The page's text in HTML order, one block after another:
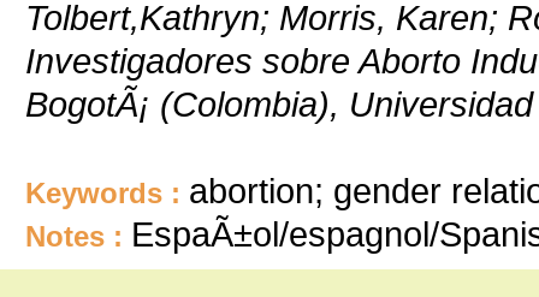
Tolbert,Kathryn; Morris, Karen;
Investigadores sobre Aborto
BogotÃ¡ (Colombia),
Keywords : abortion; gender
Notes : EspaÃ±ol/espagnol/